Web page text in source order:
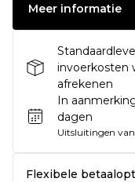
Meer informatie
invoerkosten
afrekenen
In
dagen
Uitsluitingen van
Flexibele